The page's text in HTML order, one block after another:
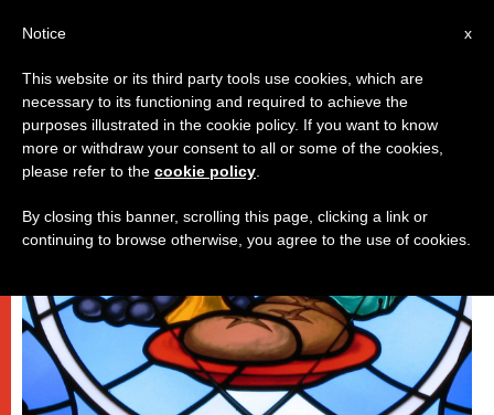
DICASTERI
x
Notice
This website or its third party tools use cookies, which are
necessary to its functioning and required to achieve the
purposes illustrated in the cookie policy. If you want to know
more or withdraw your consent to all or some of the cookies,
please refer to the cookie policy
By closing this banner, scrolling this page, clicking a link or
continuing to browse otherwise, you agree to the use of cookies.